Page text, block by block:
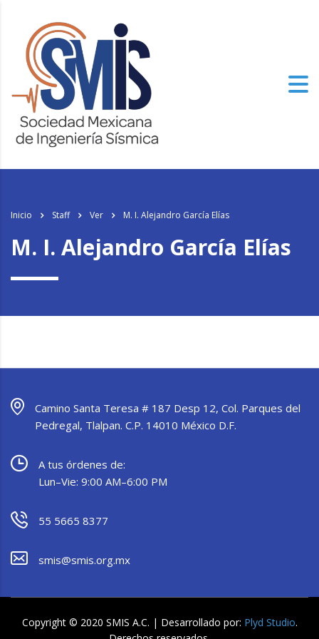
Inicio Staff Ver M. I. Alejandro García Elías
M. I. Alejandro García Elías
Camino Santa Teresa # 187 Desp 12, Col. Parques del
Pedregal, Tlalpan. C.P. 14010 México D.F.
A tus órdenes de:
Lun–Vie: 9:00 AM–6:00 PM
55 5665 8377
smis@smis.org.mx
Copyright © 2020 SMIS A.C. | Desarrollado por: Plyd Studio.